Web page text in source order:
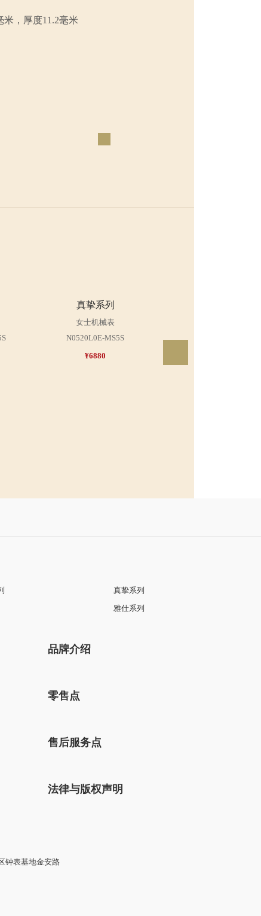
米，厚度11.2毫米
真挚系列
女士机械表
N0520L0E-MS5S
¥6880
真挚系列
雅仕系列
品牌介绍
零售点
售后服务点
法律与版权声明
钟表基地金安路